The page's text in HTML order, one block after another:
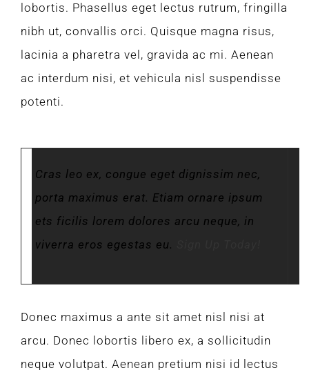
lobortis. Phasellus eget lectus rutrum, fringilla
nibh ut, convallis orci. Quisque magna risus,
lacinia a pharetra vel, gravida ac mi. Aenean
ac interdum nisi, et vehicula nisl suspendisse
potenti.
Cras leo ex, congue eget dignissim nec,
porta maximus erat. Etiam ornare ipsum
ets ficilis lorem dolores arcu neque, in
viverra eros egestas eu.
Donec maximus a ante sit amet nisl nisi at
arcu. Donec lobortis libero ex, a sollicitudin
neque volutpat. Aenean pretium nisi id lectus